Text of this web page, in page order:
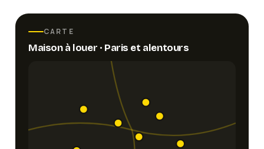
CARTE
Maisonà louer · Paris et alentours